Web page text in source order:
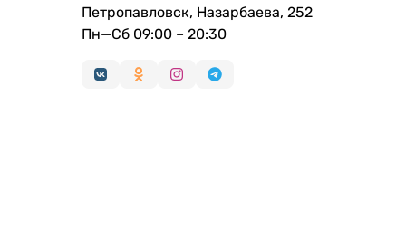
Петропавловск, Назарбаева, 252
Пн—Сб 09:00 – 20:30